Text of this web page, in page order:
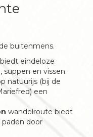
buitenmens.
eindeloze
en vissen.
natuurijs (bij de
een
wandelroute biedt
door